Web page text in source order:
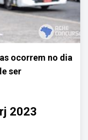
ocorrem no dia
ser
2023